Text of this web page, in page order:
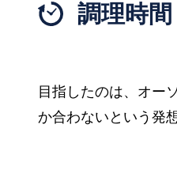
調理時
目指したのは、オー
か合わないという発